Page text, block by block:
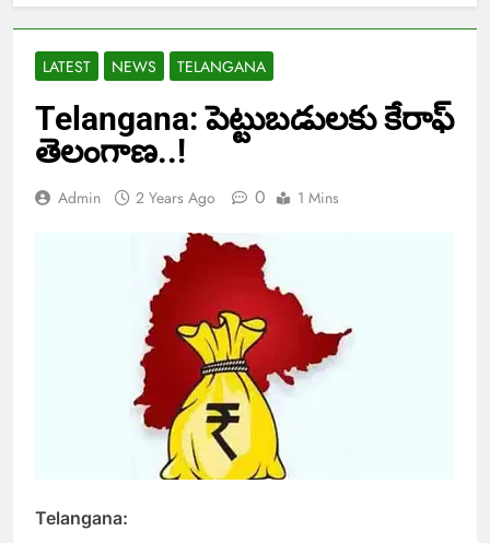
LATEST NEWS TELANGANA
Telangana: పెట్టుబడులకు కేరాఫ్
తెలంగాణ..!
Admin 2 Years Ago 0 1 Mins
Telangana: